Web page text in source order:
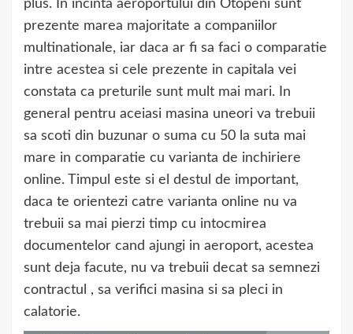
plus. In incinta aeroportului din Otopeni sunt
prezente marea majoritate a companiilor
multinationale, iar daca ar fi sa faci o comparatie
intre acestea si cele prezente in capitala vei
constata ca preturile sunt mult mai mari. In
general pentru aceiasi masina uneori va trebuii
sa scoti din buzunar o suma cu 50 la suta mai
mare in comparatie cu varianta de inchiriere
online. Timpul este si el destul de important,
daca te orientezi catre varianta online nu va
trebuii sa mai pierzi timp cu intocmirea
documentelor cand ajungi in aeroport, acestea
sunt deja facute, nu va trebuii decat sa semnezi
contractul , sa verifici masina si sa pleci in
calatorie.